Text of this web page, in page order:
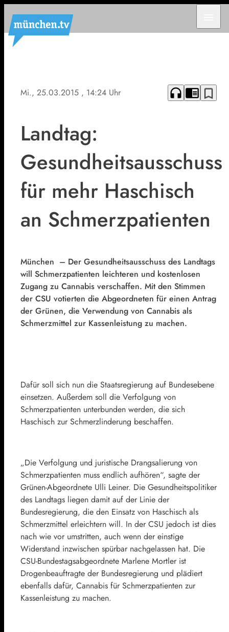
Mi., 25.03.2015 , 14:24 Uhr headphones chrome_reader_mode bookmark_border
Landtag:
Gesundheitsausschuss
für mehr Haschisch
an Schmerzpatienten
München – Der Gesundheitsausschuss des Landtags
will Schmerzpatienten leichteren und kostenlosen
Zugang zu Cannabis verschaffen. Mit den Stimmen
der CSU votierten die Abgeordneten für einen Antrag
der Grünen, die Verwendung von Cannabis als
Schmerzmittel zur Kassenleistung zu machen.
Dafür soll sich nun die Staatsregierung auf Bundesebene
einsetzen. Außerdem soll die Verfolgung von
Schmerzpatienten unterbunden werden, die sich
Haschisch zur Schmerzlinderung beschaffen.
„Die Verfolgung und juristische Drangsalierung von
Schmerzpatienten muss endlich aufhören“, sagte der
Grünen-Abgeordnete Ulli Leiner. Die Gesundheitspolitiker
des Landtags liegen damit auf der Linie der
Bundesregierung, die den Einsatz von Haschisch als
Schmerzmittel erleichtern will. In der CSU jedoch ist dies
nach wie vor umstritten, auch wenn der einstige
Widerstand inzwischen spürbar nachgelassen hat. Die
CSU-Bundestagsabgeordnete Marlene Mortler ist
Drogenbeauftragte der Bundesregierung und plädiert
ebenfalls dafür, Cannabis für Schmerzpatienten zur
Kassenleistung zu machen.